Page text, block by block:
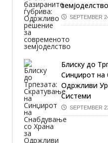
Тридневна временска
земјоделство
SEPTEMBER
Блиску до
Синџирот на
Одржливи
Системи
SEPTEMBER